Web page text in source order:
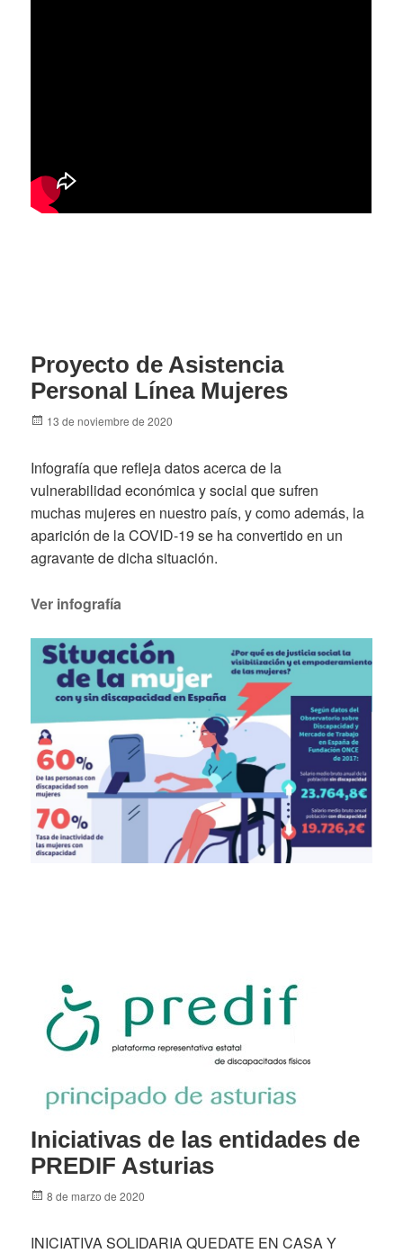
Proyecto de Asistencia
Personal Línea Mujeres
Posted
13 de noviembre de 2020
Infografía que refleja datos acerca de la
vulnerabilidad económica y social que sufren
muchas mujeres en nuestro país, y como además, la
aparición de la COVID-19 se ha convertido en un
agravante de dicha situación.
Ver infografía
Iniciativas de las entidades de
PREDIF Asturias
Posted
8 de marzo de 2020
INICIATIVA SOLIDARIA QUEDATE EN CASA Y